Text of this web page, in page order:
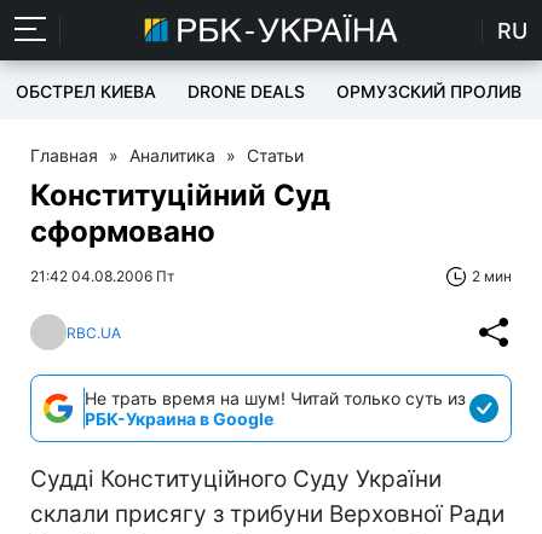
RU
ОБСТРЕЛ КИЕВА DRONE DEALS ОРМУЗСКИЙ ПРОЛИВ
Главная » Аналитика » Статьи
Конституційний Суд
сформовано
21:42 04.08.2006 Пт 2 мин
RBC.UA
Не трать время на шум! Читай только суть из
РБК-Украина в Google
Судді Конституційного Суду України
склали присягу з трибуни Верховної Ради